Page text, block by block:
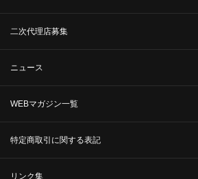
二次代理店募集
ニュース
WEBマガジン一覧
特定商取引に関する表記
リンク集